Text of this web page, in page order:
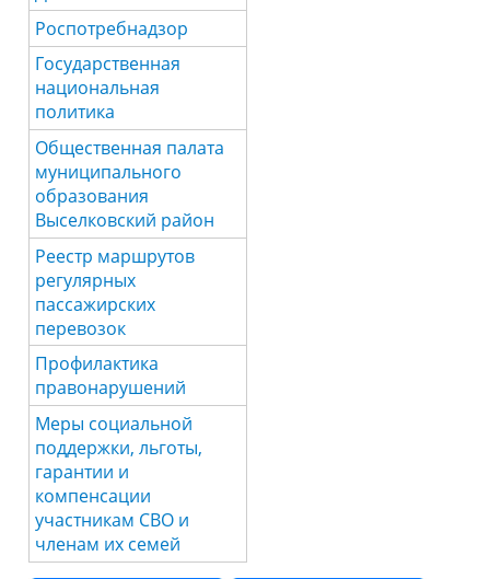
Роспотребнадзор
Государственная
национальная
политика
Общественная палата
муниципального
образования
Выселковский район
Реестр маршрутов
регулярных
пассажирских
перевозок
Профилактика
правонарушений
Меры социальной
поддержки, льготы,
гарантии и
компенсации
участникам СВО и
членам их семей